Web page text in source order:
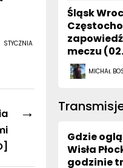
→
Śląsk
meczu
MICHAŁ
Gdzie
Wisła
godzinie